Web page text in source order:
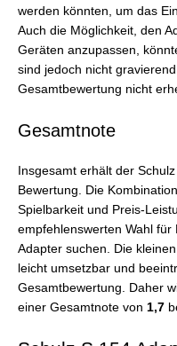
werden könnten, um das
Auch die Möglichkeit, den
Geräten anzupassen,
sind jedoch nicht
Gesamtbewertung nicht
Gesamtnote
Insgesamt erhält der
Bewertung. Die
Spielbarkeit und Preis-
empfehlenswerten Wahl für
Adapter suchen. Die
leicht umsetzbar und
Gesamtbewertung. Daher
einer Gesamtnote von 1,7